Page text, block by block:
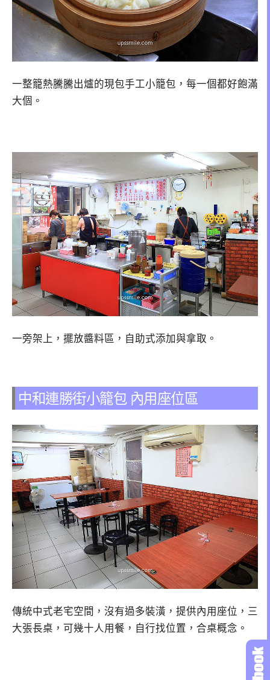
一整籠熱騰騰出爐的現包手工小籠包，每一個都好飽滿
大個。
一旁架上，擺放醬料區，自助式添加與拿取。
中和連勝街小籠包 內用座位區
傳統中式老宅空間，沒有過多裝潢，提供內用座位，三
大張長桌，可幾十人用餐，自行找位置，合桌概念。